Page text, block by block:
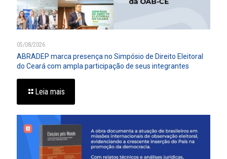
05/08/2026
ABRADEP marca presença no Simpósio de Direito Eleitoral
do Ceará com ampla participação de seus integrantes
Leia mais